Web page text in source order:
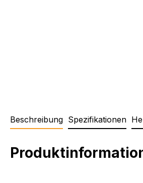
Beschreibung Spezifikationen